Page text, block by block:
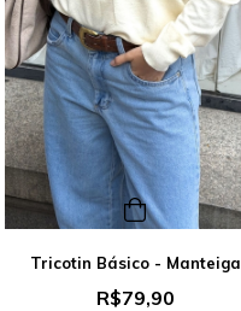
Tricotin Básico - Manteiga
R$79,90